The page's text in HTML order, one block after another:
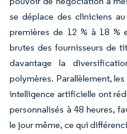
se déplace des cliniciens
premières de 12 % à 18 %
brutes des fournisseurs de
davantage la
polymères. Parallèlement,
intelligence artificielle ont
personnalisés à 48 heures,
le jour même, ce qui